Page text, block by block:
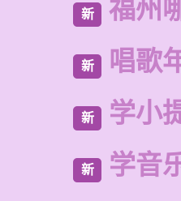
新 福州
新 唱歌
新 学小
新 学音